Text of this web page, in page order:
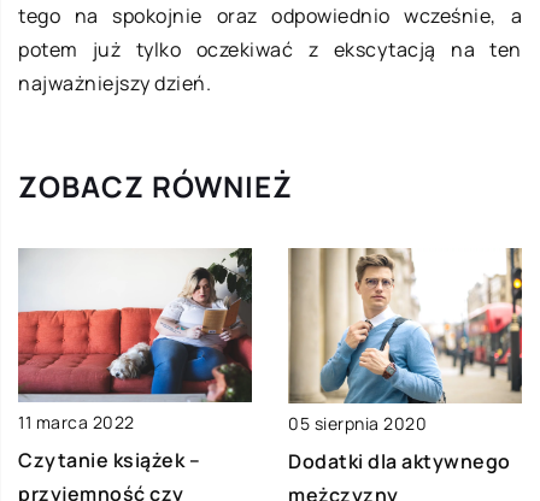
tego na spokojnie oraz odpowiednio wcześnie, a
potem już tylko oczekiwać z ekscytacją na ten
najważniejszy dzień.
ZOBACZ RÓWNIEŻ
11 marca 2022
Czytanie książek –
przyjemność czy
05 sierpnia 2020
Dodatki dla aktywnego
mężczyzny